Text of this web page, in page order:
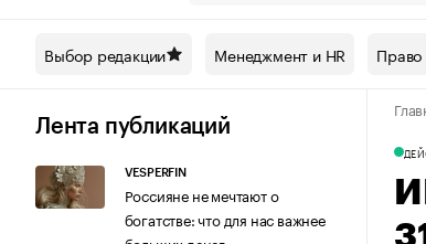
Спецпроекты СПб Конференции СПб
Технологии и медиа Рынок
Выбор редакции Менеджмент и HR Право
Лента публикаций
VESPERFIN
Россияне не мечтают о
богатстве: что для нас важнее